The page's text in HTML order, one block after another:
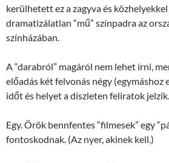
kerülhetett ez a zagyva és
dramatizálatlan “mű” színpadra az
színházában.
A “darabról” magáról nem lehet írni,
előadás két felvonás négy (egymáshoz
időt és helyet a díszleten feliratok
Egy. Örök bennfentes “filmesek” egy
fontoskodnak. (Az nyer, akinek kell.)